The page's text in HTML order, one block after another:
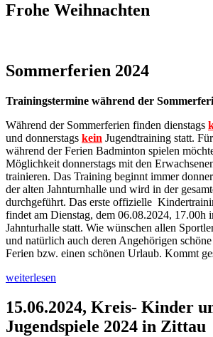
Frohe Weihnachten
Sommerferien 2024
Trainingstermine während der
Während der Sommerferien finden dienstags
und donnerstags kein Jugendtraining statt.
während der Ferien Badminton spielen
Möglichkeit donnerstags mit den
trainieren. Das Training beginnt immer
der alten Jahnturnhalle und wird in der
durchgeführt. Das erste offizielle
findet am Dienstag, dem 06.08.2024, 17.00h
Jahnturhalle statt. Wie wünschen allen
und natürlich auch deren Angehörigen
Ferien bzw. einen schönen Urlaub. Kommt
weiterlesen
15.06.2024, Kreis- Kinder
Jugendspiele 2024 in Zittau